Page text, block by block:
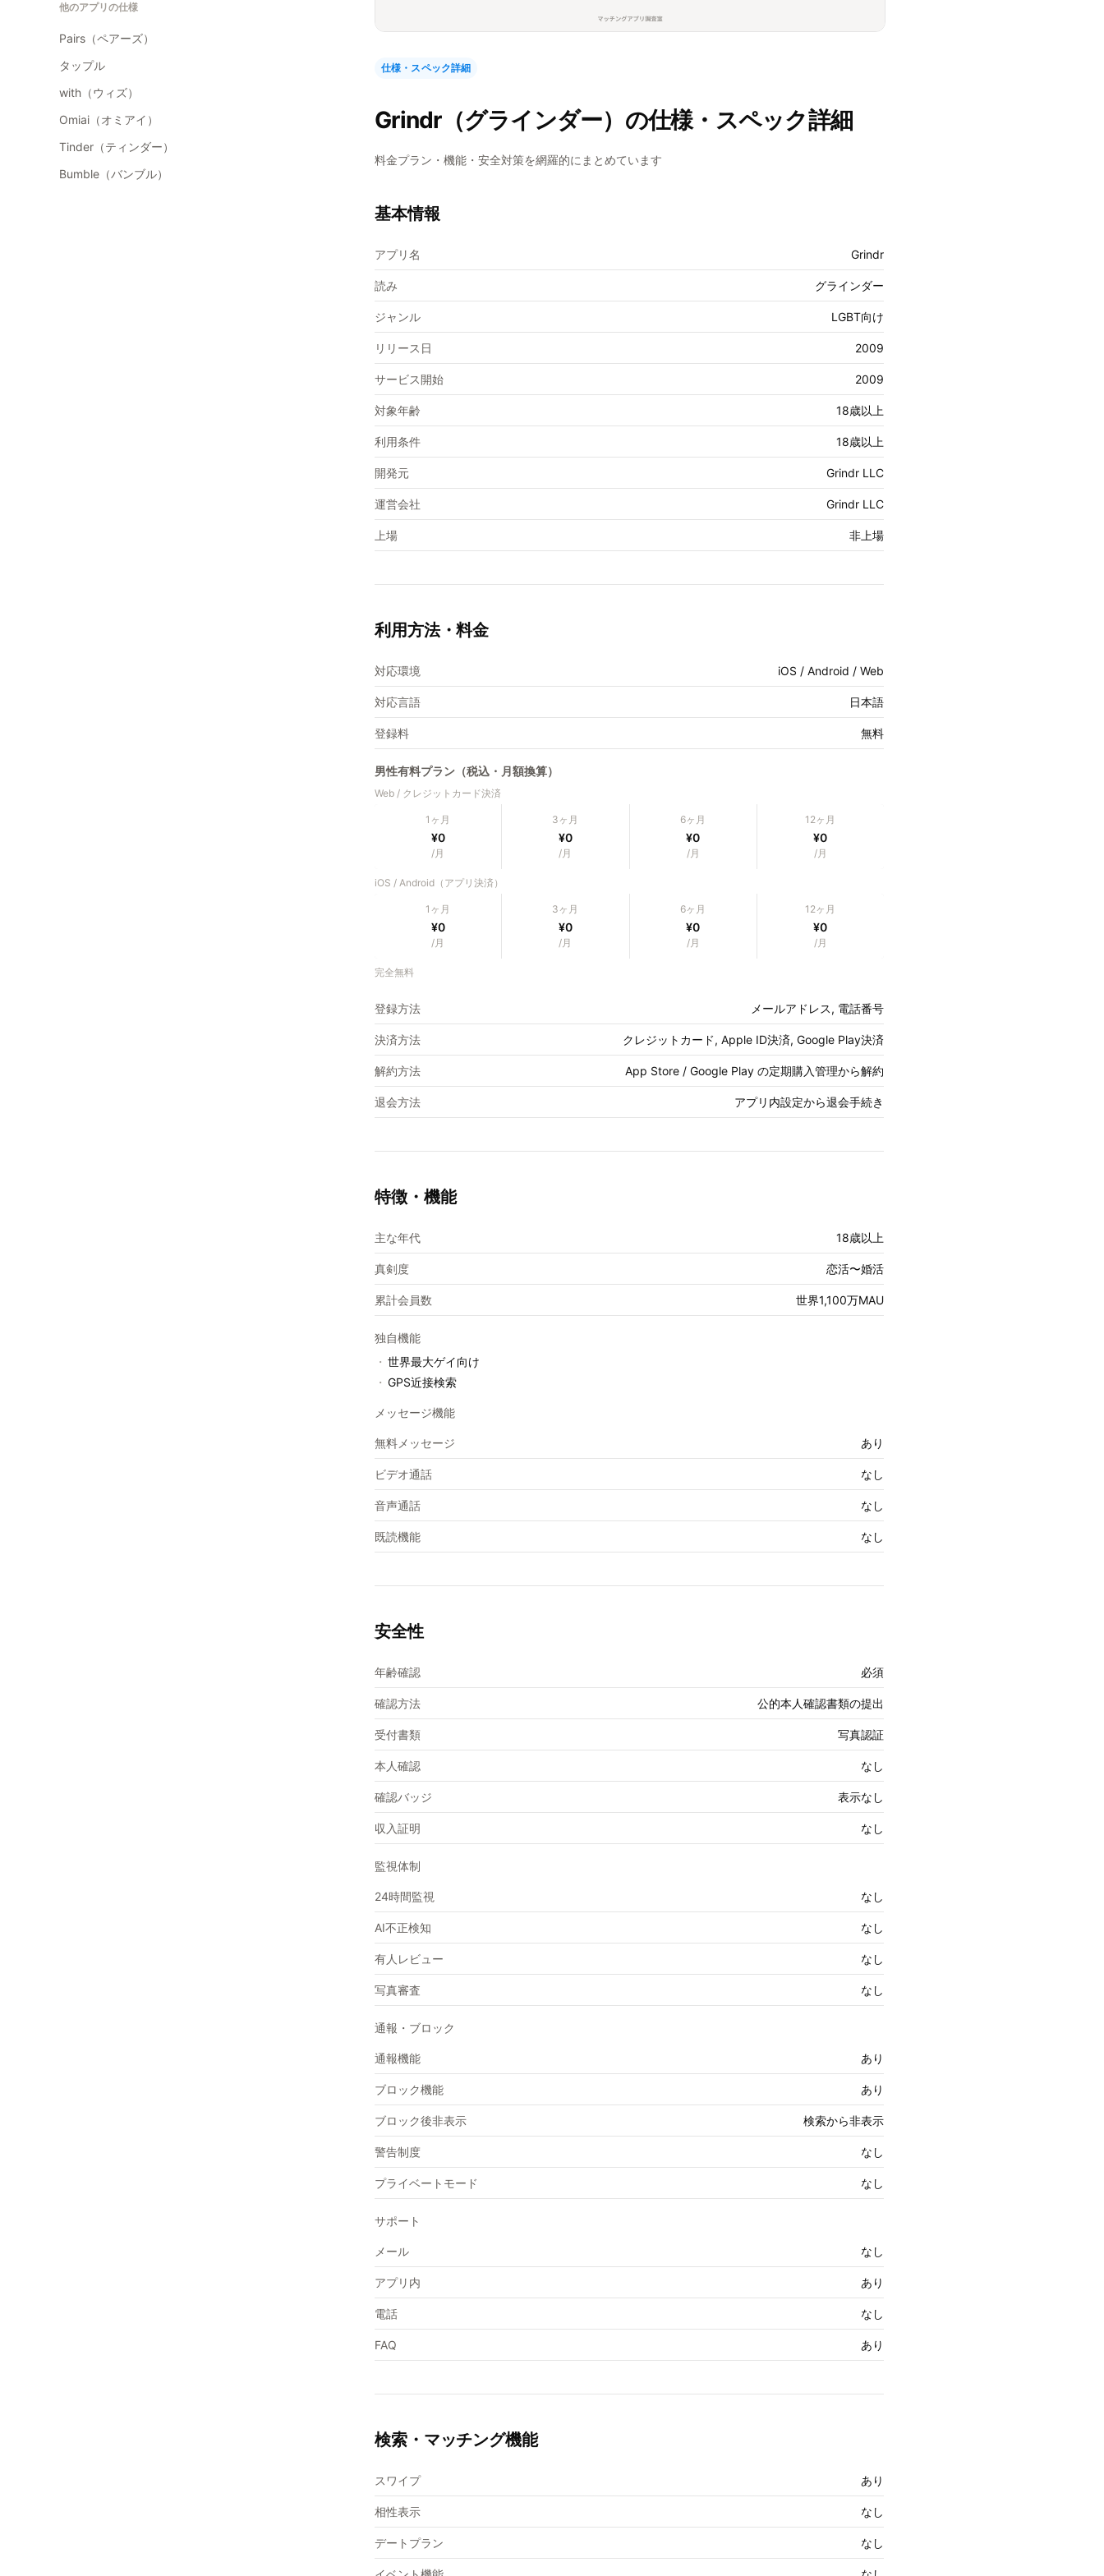
他のアプリの仕様
Pairs（ペアーズ）
タップル
with（ウィズ）
Omiai（オミアイ）
Tinder（ティンダー）
Bumble（バンブル）
仕様・スペック詳細
Grindr（グラインダー） の仕様・スペック詳細
料金プラン・機能・安全対策を網羅的にまとめています
基本情報
アプリ名 Grindr
読み グラインダー
ジャンル LGBT向け
リリース日 2009
サービス開始 2009
対象年齢 18歳以上
利用条件 18歳以上
開発元 Grindr LLC
運営会社 Grindr LLC
上場 非上場
利用方法・料金
対応環境 iOS / Android / Web
対応言語 日本語
登録料 無料
男性有料プラン（税込・月額換算）
Web / クレジットカード決済
1ヶ月
¥0
/月
3ヶ月
¥0
/月
6ヶ月
¥0
/月
12ヶ月
¥0
/月
iOS / Android（アプリ決済）
1ヶ月
¥0
/月
3ヶ月
¥0
/月
6ヶ月
¥0
/月
12ヶ月
¥0
/月
完全無料
登録方法 メールアドレス, 電話番号
決済方法 クレジットカード, Apple ID決済, Google Play決済
解約方法 App Store / Google Play の定期購入管理から解約
退会方法 アプリ内設定から退会手続き
特徴・機能
主な年代 18歳以上
真剣度 恋活〜婚活
累計会員数 世界1,100万MAU
独自機能
・ 世界最大ゲイ向け
・ GPS近接検索
メッセージ機能
無料メッセージ あり
ビデオ通話 なし
音声通話 なし
既読機能 なし
安全性
年齢確認 必須
確認方法 公的本人確認書類の提出
受付書類 写真認証
本人確認 なし
確認バッジ 表示なし
収入証明 なし
監視体制
24時間監視 なし
AI不正検知 なし
有人レビュー なし
写真審査 なし
通報・ブロック
通報機能 あり
ブロック機能 あり
ブロック後非表示 検索から非表示
警告制度 なし
プライベートモード なし
サポート
メール なし
アプリ内 あり
電話 なし
FAQ あり
検索・マッチング機能
スワイプ あり
相性表示 なし
デートプラン なし